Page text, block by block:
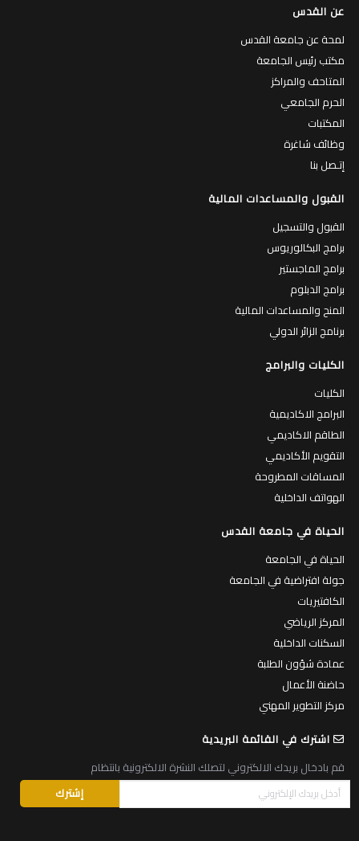
عن القدس
لمحة عن جامعة القدس
مكتب رئيس الجامعة
المتاحف والمراكز
الحرم الجامعي
المكتبات
وظائف شاغرة
إتـصل بنا
القبول والمساعدات المالية
القبول والتسجيل
برامج البكالوريوس
برامج الماجستير
برامج الدبلوم
المنح والمساعدات المالية
برنامج الزائر الدولي
الكليات والبرامج
الكليات
البرامج الاكاديمية
الطاقم الاكاديمي
التقويم الأكاديمي
المساقات المطروحة
الهواتف الداخلية
الحياة في جامعة القدس
الحياة في الجامعة
جولة افتراضية في الجامعة
الكافتيريات
المركز الرياضي
السكنات الداخلية
عمادة شؤون الطلبة
حاضنة الأعمال
مركز التطوير المهني
اشترك في القائمة البريدية
قم بادخال بريدك الالكتروني لتصلك النشرة الالكترونية بانتظام